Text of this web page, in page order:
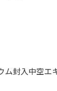
ム封入中空エ